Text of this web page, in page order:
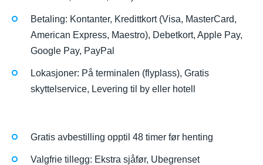
Betaling: Kontanter, Kredittkort (Visa, MasterCard,
American Express, Maestro), Debetkort, Apple Pay,
Google Pay, PayPal
Lokasjoner: På terminalen (flyplass), Gratis
skyttelservice, Levering til by eller hotell
Gratis avbestilling opptil 48 timer før henting
Valgfrie tillegg: Ekstra sjåfør, Ubegrenset